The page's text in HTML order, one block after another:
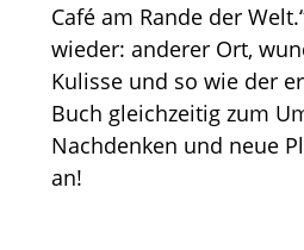
Café am Rande der
wieder: anderer Ort,
Kulisse und so wie der
Buch gleichzeitig zum
Nachdenken und neue
an!